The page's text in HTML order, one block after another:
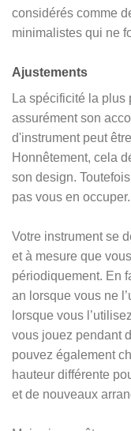
considérés comme
minimalistes qui ne
Ajustements
La spécificité la plus
assurément son
d'instrument peut
Honnêtement, cela
son design.
pas vous en occuper.
Votre instrument se
et à mesure que
périodiquement. En
an lorsque vous ne
lorsque vous
vous jouez pendant
pouvez également
hauteur différente
et de nouveaux